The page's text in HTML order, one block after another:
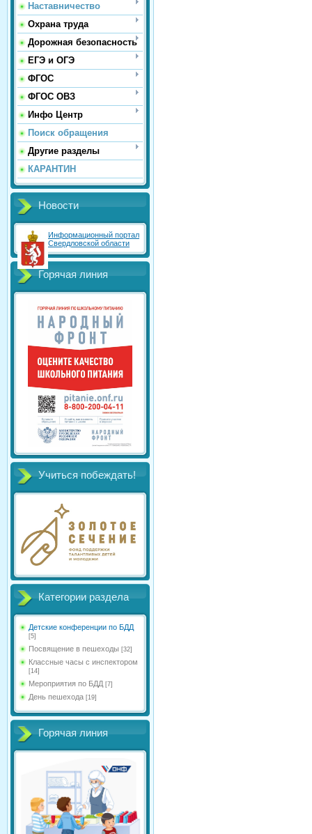
Наставничество
Охрана труда
Дорожная безопасность
ЕГЭ и ОГЭ
ФГОС
ФГОС ОВЗ
Инфо Центр
Поиск обращения
Другие разделы
КАРАНТИН
Новости
Информационный портал
Свердловской области
Горячая линия
Учиться побеждать!
Категории раздела
Детские конференции по БДД
[5]
Посвящение в пешеходы [32]
Классные часы с инспектором
[14]
Мероприятия по БДД [7]
День пешехода [19]
Горячая линия